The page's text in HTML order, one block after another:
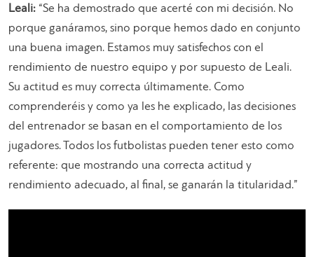
Leali: “Se ha demostrado que acerté con mi decisión. No
porque ganáramos, sino porque hemos dado en conjunto
una buena imagen. Estamos muy satisfechos con el
rendimiento de nuestro equipo y por supuesto de Leali.
Su actitud es muy correcta últimamente. Como
comprenderéis y como ya les he explicado, las decisiones
del entrenador se basan en el comportamiento de los
jugadores. Todos los futbolistas pueden tener esto como
referente: que mostrando una correcta actitud y
rendimiento adecuado, al final, se ganarán la titularidad.”